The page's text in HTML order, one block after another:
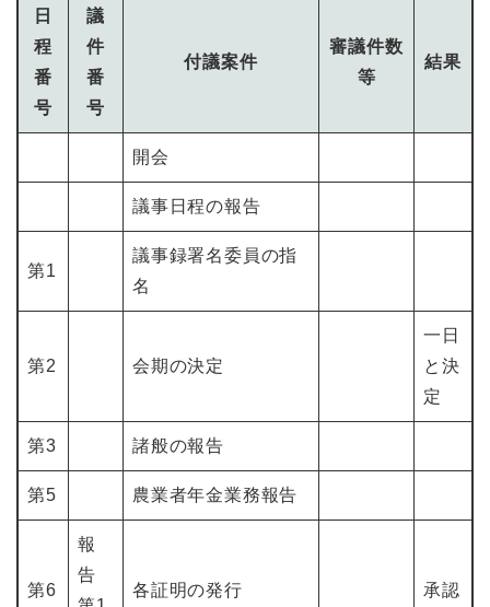
日
程
番
号
議
件
番
号
付議案件
審議件数
等
結果
開会
議事日程の報告
第1
議事録署名委員の指
名
第2 会期の決定
一日
と決
定
第3 諸般の報告
第5 農業者年金業務報告
第6
報
告
各証明の発行 承認